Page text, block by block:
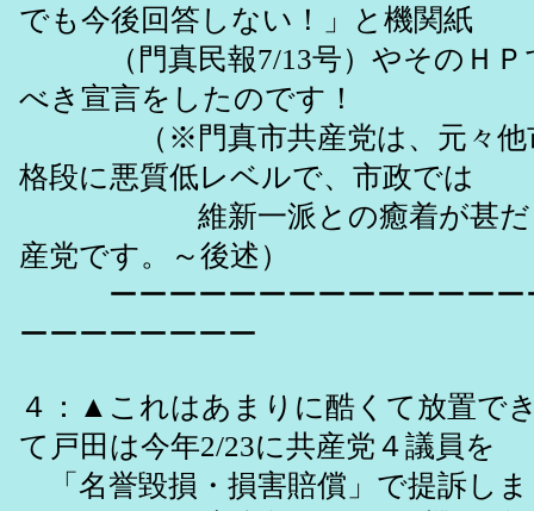
でも今後回答しない！」と機関紙
（門真民報7/13号）やそのＨＰ
べき宣言をしたのです！
（※門真市共産党は、元々他市
格段に悪質低レベルで、市政では
維新一派との癒着が甚だし
産党です。～後述）
ーーーーーーーーーーーーーー
ーーーーーーーー
４：▲これはあまりに酷くて放置で
て戸田は今年2/23に共産党４議員を
「名誉毀損・損害賠償」で提訴し